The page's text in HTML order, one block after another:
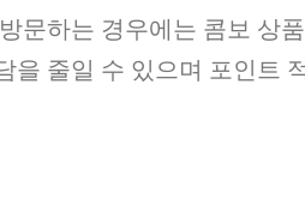
문하는 경우에는 콤보 상
을 줄일 수 있으며 포인트